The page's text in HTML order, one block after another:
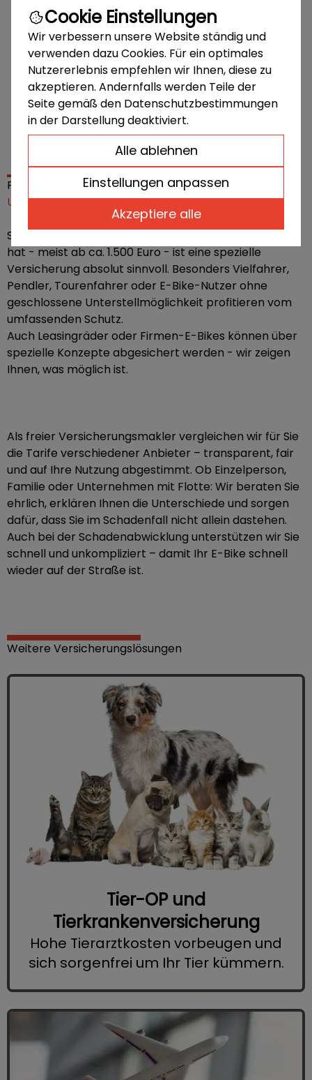
weltweiten Schutz und freie Werkstattwahl. Auch
Zubehör und fest verbautes Equipment können
mitversichert werden.
Für wen lohnt sich die E-Bike-Versicherung?
Unser Service: unabhängig, persönlich, individuell
Sobald Ihr E-Bike oder Pedelec einen gewissen Wert
hat - meist ab ca. 1.500 Euro - ist eine spezielle
Versicherung absolut sinnvoll. Besonders Vielfahrer,
Pendler, Tourenfahrer oder E-Bike-Nutzer ohne
geschlossene Unterstellmöglichkeit profitieren vom
umfassenden Schutz.
Auch Leasingräder oder Firmen-E-Bikes können über
spezielle Konzepte abgesichert werden - wir zeigen
Ihnen, was möglich ist.
Als freier Versicherungsmakler vergleichen wir für Sie
die Tarife verschiedener Anbieter – transparent, fair
und auf Ihre Nutzung abgestimmt. Ob Einzelperson,
Familie oder Unternehmen mit Flotte: Wir beraten Sie
ehrlich, erklären Ihnen die Unterschiede und sorgen
dafür, dass Sie im Schadenfall nicht allein dastehen.
Auch bei der Schadenabwicklung unterstützen wir Sie
schnell und unkompliziert – damit Ihr E-Bike schnell
wieder auf der Straße ist.
Weitere Versicherungslösungen
Tier-OP und
Tierkrankenversicherung
Hohe Tierarztkosten vorbeugen und
sich sorgenfrei um Ihr Tier kümmern.
Cookie Einstellungen
Wir verbessern unsere Website ständig und
verwenden dazu Cookies. Für ein optimales
Nutzererlebnis empfehlen wir Ihnen, diese zu
akzeptieren. Andernfalls werden Teile der
Seite gemäß den Datenschutzbestimmungen
in der Darstellung deaktiviert.
Alle ablehnen
Einstellungen anpassen
Akzeptiere alle